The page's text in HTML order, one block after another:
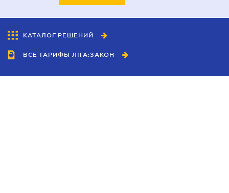
КАТАЛОГ РЕШЕНИЙ
ВСЕ ТАРИФЫ ЛІГА:ЗАКОН